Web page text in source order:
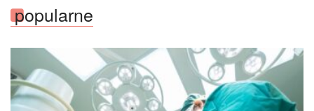
popularne